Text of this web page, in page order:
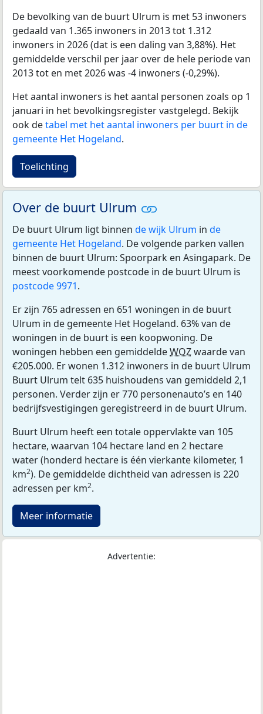
De bevolking van de buurt Ulrum is met 53 inwoners
gedaald van 1.365 inwoners in 2013 tot 1.312
inwoners in 2026 (dat is een daling van 3,88%). Het
gemiddelde verschil per jaar over de hele periode van
2013 tot en met 2026 was -4 inwoners (-0,29%).
Het aantal inwoners is het aantal personen zoals op 1
januari in het bevolkingsregister vastgelegd. Bekijk
ook detabel met het aantal inwoners per buurt in de
gemeente Het Hogeland.
Toelichting
Over de buurt Ulrum
De buurt Ulrum ligt binnen de wijk Ulrum in de
gemeente Het Hogeland. De volgende parken vallen
binnen de buurt Ulrum: Spoorpark en Asingapark. De
meest voorkomende postcode in de buurt Ulrum is
postcode 9971.
Er zijn 765 adressen en 651 woningen in de buurt
Ulrum in de gemeente Het Hogeland. 63% van de
woningen in de buurt is een koopwoning. De
woningen hebben een gemiddeldeWOZwaarde van
€205.000. Er wonen 1.312 inwoners in de buurt Ulrum
Buurt Ulrum telt 635 huishoudens van gemiddeld 2,1
personen. Verder zijn er 770 personenauto’s en 140
bedrijfsvestigingen geregistreerd in de buurt Ulrum.
Buurt Ulrum heeft een totale oppervlakte van 105
hectare, waarvan 104 hectare land en 2 hectare
water (honderd hectare is één vierkante kilometer, 1
km2). De gemiddelde dichtheid van adressen is 220
adressen per km2.
Meer informatie
Advertentie: